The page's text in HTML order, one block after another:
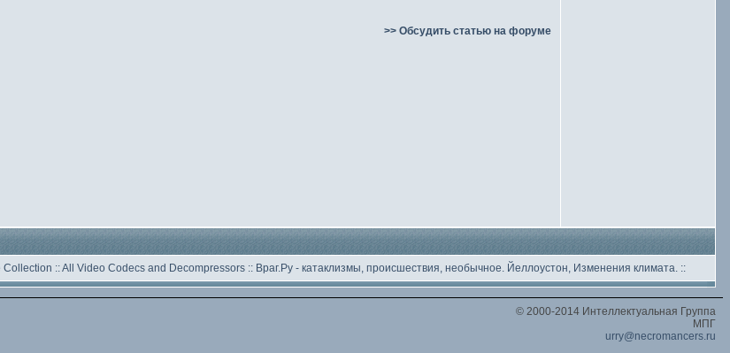
>> Обсудить статью на форуме
Collection ::All Video Codecs and Decompressors :: Враг.Ру - катаклизмы, происшествия, необычное. Йеллоустон, Изменения климата. ::
© 2000-2014 Интеллектуальная Группа
МПГ
urry@necromancers.ru